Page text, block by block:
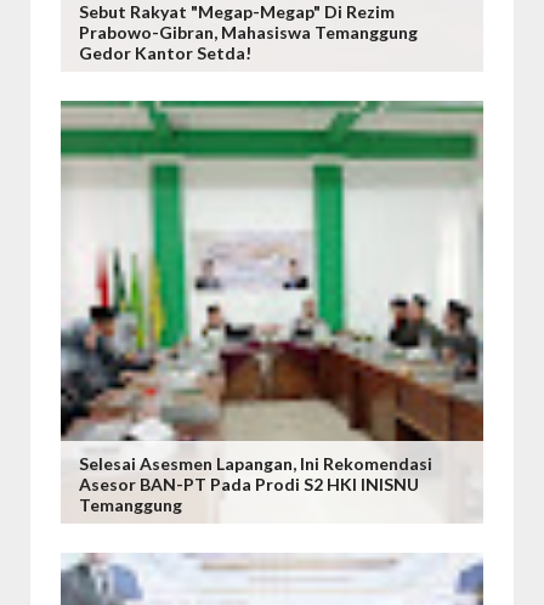
Sebut Rakyat "Megap-Megap" Di Rezim
Prabowo-Gibran, Mahasiswa Temanggung
Gedor Kantor Setda!
Selesai Asesmen Lapangan, Ini Rekomendasi
Asesor BAN-PT Pada Prodi S2 HKI INISNU
Temanggung